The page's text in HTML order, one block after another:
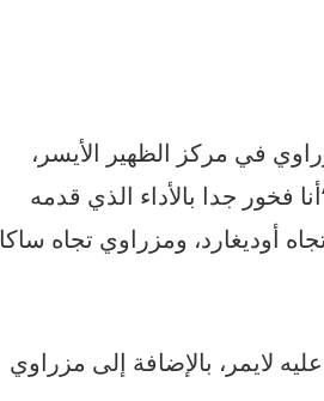
في مركز الظهير الأيسر،
فخور جدا بالأداء الذي قدمه
أوديغارد، ومزراوي تجاه ساكا
لايمر، بالإضافة إلى مزراوي